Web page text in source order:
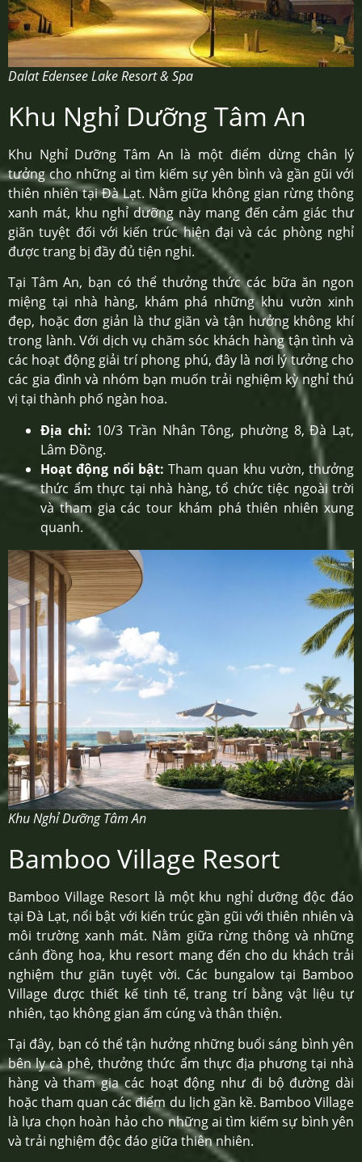
Dalat Edensee Lake Resort & Spa
Khu Nghỉ Dưỡng Tâm An
Khu Nghỉ Dưỡng Tâm An là một điểm dừng chân lý
tưởng cho những ai tìm kiếm sự yên bình và gần gũi với
thiên nhiên tại Đà Lạt. Nằm giữa không gian rừng thông
xanh mát, khu nghỉ dưỡng này mang đến cảm giác thư
giãn tuyệt đối với kiến trúc hiện đại và các phòng nghỉ
được trang bị đầy đủ tiện nghi.
Tại Tâm An, bạn có thể thưởng thức các bữa ăn ngon
miệng tại nhà hàng, khám phá những khu vườn xinh
đẹp, hoặc đơn giản là thư giãn và tận hưởng không khí
trong lành. Với dịch vụ chăm sóc khách hàng tận tình và
các hoạt động giải trí phong phú, đây là nơi lý tưởng cho
các gia đình và nhóm bạn muốn trải nghiệm kỳ nghỉ thú
vị tại thành phố ngàn hoa.
Địa chỉ: 10/3 Trần Nhân Tông, phường 8, Đà Lạt,
Lâm Đồng.
Hoạt động nổi bật: Tham quan khu vườn, thưởng
thức ẩm thực tại nhà hàng, tổ chức tiệc ngoài trời
và tham gia các tour khám phá thiên nhiên xung
quanh.
Khu Nghỉ Dưỡng Tâm An
Bamboo Village Resort
Bamboo Village Resort là một khu nghỉ dưỡng độc đáo
tại Đà Lạt, nổi bật với kiến trúc gần gũi với thiên nhiên và
môi trường xanh mát. Nằm giữa rừng thông và những
cánh đồng hoa, khu resort mang đến cho du khách trải
nghiệm thư giãn tuyệt vời. Các bungalow tại Bamboo
Village được thiết kế tinh tế, trang trí bằng vật liệu tự
nhiên, tạo không gian ấm cúng và thân thiện.
Tại đây, bạn có thể tận hưởng những buổi sáng bình yên
bên ly cà phê, thưởng thức ẩm thực địa phương tại nhà
hàng và tham gia các hoạt động như đi bộ đường dài
hoặc tham quan các điểm du lịch gần kề. Bamboo Village
là lựa chọn hoàn hảo cho những ai tìm kiếm sự bình yên
và trải nghiệm độc đáo giữa thiên nhiên.